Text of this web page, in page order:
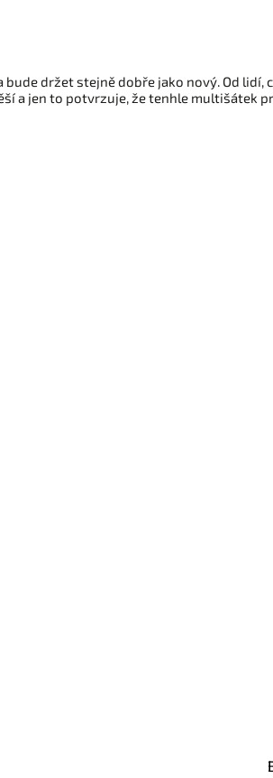
držet stejně dobře jako nový. Od lidí,
a jen to potvrzuje, že tenhle multišátek